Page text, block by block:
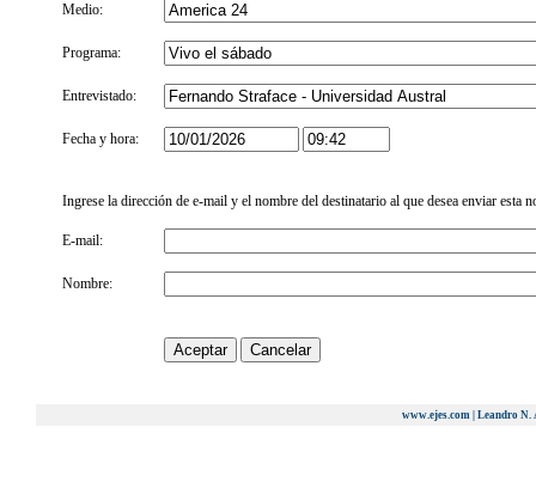
Medio:
Programa:
Entrevistado:
Fecha y hora:
Ingrese la dirección de e-mail y el nombre del destinatario al que desea enviar esta
E-mail:
Nombre:
www.ejes.com | Leandro N.